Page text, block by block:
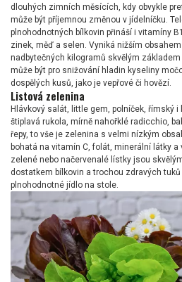
dlouhých zimních měsících, kdy obvykle
může být příjemnou změnou v jídelníčku.
plnohodnotných bílkovin přináší i vitamíny
zinek, měď a selen. Vyniká nižším
nadbytečných kilogramů skvělým
může být pro snižování hladin kyseliny
dospělých kusů, jako je vepřové či hovězí.
Listová zelenina
Hlávkový salát, little gem, polníček, římský i
štiplavá rukola, mírně nahořklé radicchio,
řepy, to vše je zelenina s velmi nízkým
bohatá na vitamín C, folát, minerální látky
zelené nebo načervenalé lístky jsou
dostatkem bílkovin a trochou zdravých
plnohodnotné jídlo na stole.